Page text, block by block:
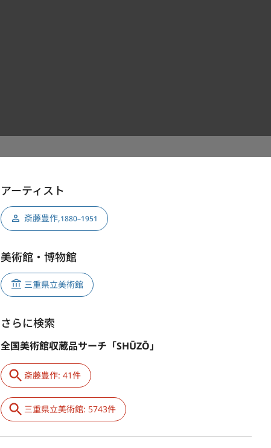
アーティスト
斎藤豊作,1880–1951
美術館・博物館
三重県立美術館
さらに検索
全国美術館収蔵品サーチ「SHŪZŌ」
斎藤豊作: 41件
三重県立美術館: 5743件